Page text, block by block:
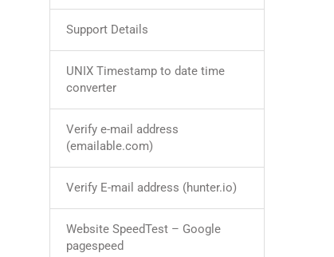
Support Details
UNIX Timestamp to date time
converter
Verify e-mail address
(emailable.com)
Verify E-mail address (hunter.io)
Website SpeedTest – Google
pagespeed